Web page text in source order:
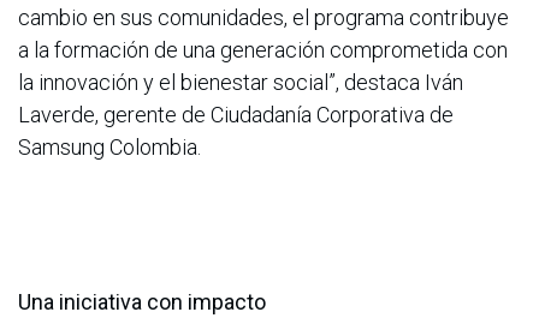
cambio en sus comunidades, el programa contribuye
a la formación de una generación comprometida con
la innovación y el bienestar social”, destaca Iván
Laverde, gerente de Ciudadanía Corporativa de
Samsung Colombia.​
Una iniciativa con impacto